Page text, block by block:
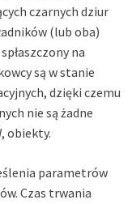
czarnych dziur
(lub oba)
na
są w stanie
dzięki czemu
nie są żadne
obiekty.
parametrów
Czas trwania